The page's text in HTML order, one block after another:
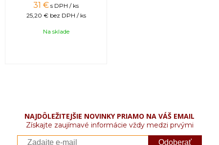
31 € s DPH / ks
25,20 € bez DPH / ks
Na sklade
NAJDÔLEŽITEJŠIE NOVINKY PRIAMO NA VÁŠ EMAIL
Získajte zaujímavé informácie vždy medzi prvými
Odoberať